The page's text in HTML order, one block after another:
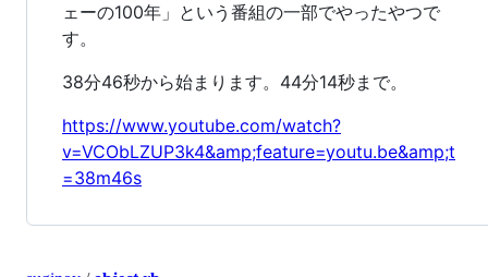
ェーの100年」という番組の一部でやったやつで
す。
38分46秒から始まります。44分14秒まで。
https://www.youtube.com/watch?
v=VCObLZUP3k4&amp;feature=youtu.be&amp;t
=38m46s